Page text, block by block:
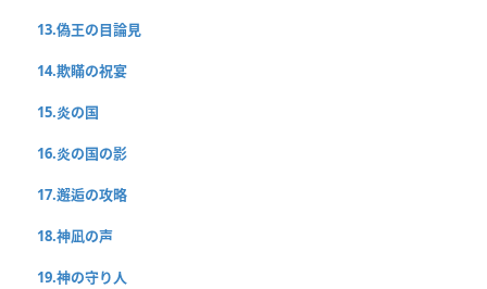
13.偽王の目論見
14.欺瞞の祝宴
15.炎の国
16.炎の国の影
17.邂逅の攻略
18.神凪の声
19.神の守り人